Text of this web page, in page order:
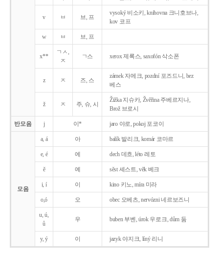
v ㅂ 브, 프
vysoký 비소키, knihovna 크니호브나,
kov 코프
w ㅂ 브, 프
x**
ㄱㅅ,
ㅈ
ㄱ스 xerox 제록스, saxofón 삭소폰
z ㅈ 즈, 스
zámek 자메크, pozdní 포즈드니, bez
베스
ž ㅈ 주, 슈, 시
Žižka 지슈카, Žvěřina 주베르지나,
Brož 브로시
반모음 j 이* jaro 야로, pokoj 포코이
모음
a, á 아 balík 발리크, komár 코마르
e, é 에 dech 데흐, léto 레토
ě 예 sěst 셰스트, věk 베크
i, í 이 kino 키노, míra 미라
o,ó 오 obec 오베츠, nervózni 네르보즈니
u, ú,
ů
우 buben 부벤, úrok 우로크, dům 둠
y, ý 이 jazyk야지크, líný 리니